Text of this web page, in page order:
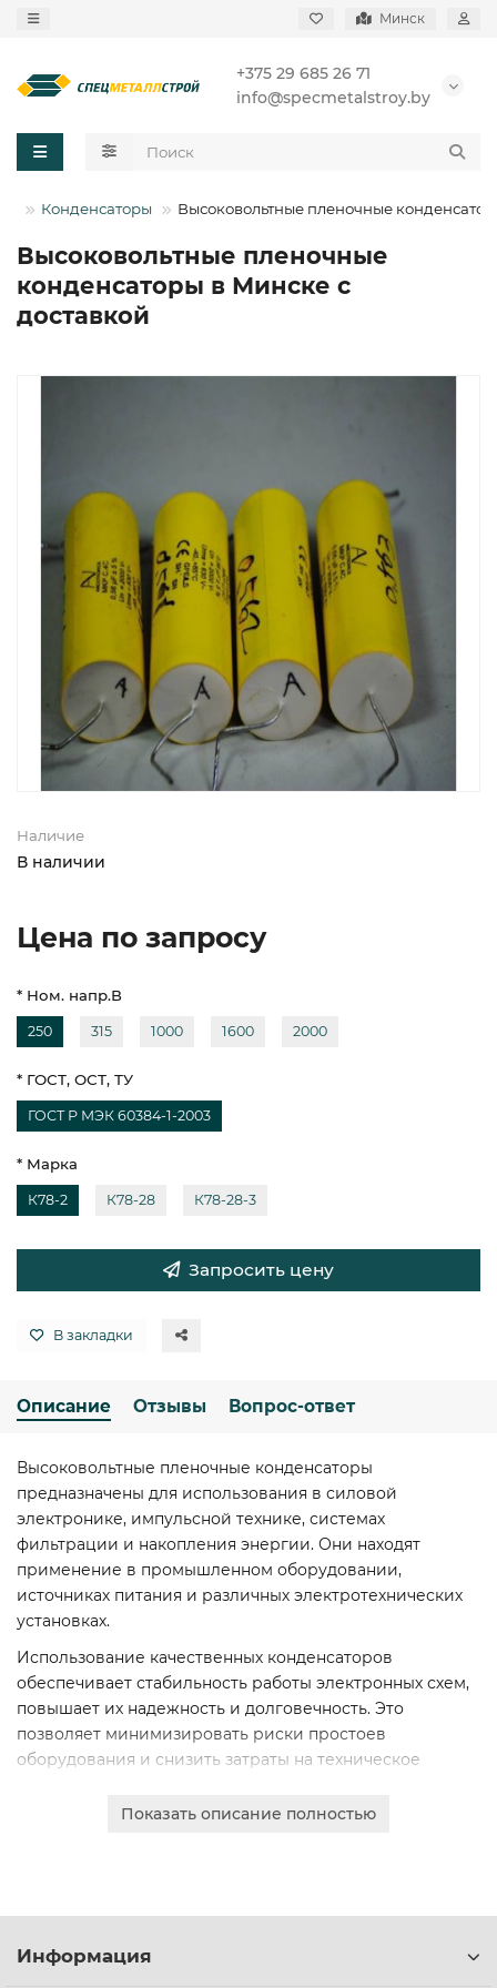
Минск
+375 29 685 26 71
info@specmetalstroy.by
Конденсаторы Высоковольтные пленочные
Высоковольтные пленочные
конденсаторы в Минске с
доставкой
Наличие
В наличии
Цена по запросу
* Ном. напр.В
250 315 1000 1600 2000
* ГОСТ, ОСТ, ТУ
ГОСТ Р МЭК 60384-1-2003
* Марка
К78-2 К78-28 К78-28-3
Запросить цену
В закладки
Описание Отзывы Вопрос-ответ
Высоковольтные пленочные конденсаторы
предназначены для использования в силовой
электронике, импульсной технике, системах
фильтрации и накопления энергии. Они находят
применение в промышленном оборудовании,
источниках питания и различных электротехнических
установках.
Использование качественных конденсаторов
обеспечивает стабильность работы электронных схем,
повышает их надежность и долговечность. Это
позволяет минимизировать риски простоев
оборудования и снизить затраты на техническое
Мы предлагаем продукцию с исключительными
В ассортименте представлены различные марки (К78-2,
Показать описание полностью
Информация